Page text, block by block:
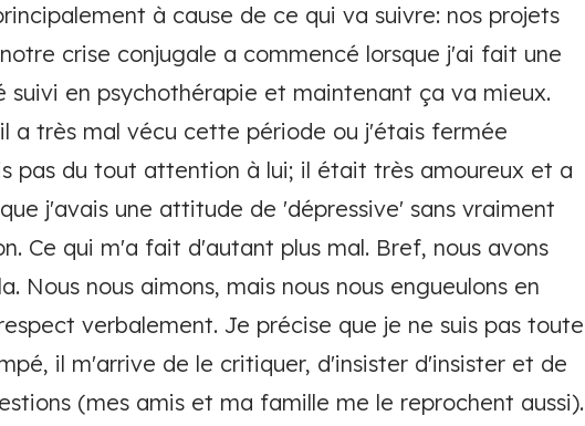
à cause de ce qui va suivre: nos projets
crise conjugale a commencé lorsque j'ai fait une
suivi en psychothérapie et maintenant ça va mieux.
a très mal vécu cette période ou j'étais fermée
pas du tout attention à lui; il était très amoureux et a
j'avais une attitude de 'dépressive' sans vraiment
Ce qui m'a fait d'autant plus mal. Bref, nous avons
Nous nous aimons, mais nous nous engueulons en
verbalement. Je précise que je ne suis pas toute
il m'arrive de le critiquer, d'insister d'insister et de
(mes amis et ma famille me le reprochent aussi).